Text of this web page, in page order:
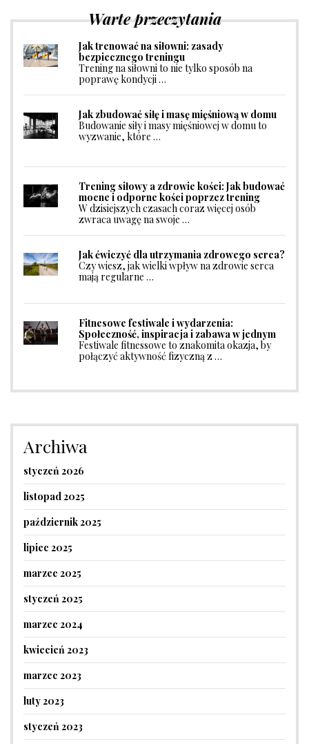
Warte przeczytania
Jak trenować na siłowni: zasady
bezpiecznego treningu
Trening na siłowni to nie tylko sposób na
poprawę kondycji …
Jak zbudować siłę i masę mięśniową w domu
Budowanie siły i masy mięśniowej w domu to
wyzwanie, które …
Trening siłowy a zdrowie kości: Jak budować
mocne i odporne kości poprzez trening
W dzisiejszych czasach coraz więcej osób
zwraca uwagę na swoje …
Jak ćwiczyć dla utrzymania zdrowego serca?
Czy wiesz, jak wielki wpływ na zdrowie serca
mają regularne …
Fitnesowe festiwale i wydarzenia:
Społeczność, inspiracja i zabawa w jednym
Festiwale fitnessowe to znakomita okazja, by
połączyć aktywność fizyczną z …
Archiwa
styczeń 2026
listopad 2025
październik 2025
lipiec 2025
marzec 2025
styczeń 2025
marzec 2024
kwiecień 2023
marzec 2023
luty 2023
styczeń 2023